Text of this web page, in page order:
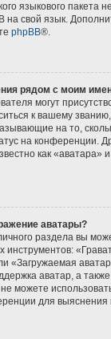
языкового пакета
на свой язык.
phpBB®.
рядом с моим
могут
к вашему
на то,
на конференции.
как «аватара»
аватары?
раздела вы
инструментов:
«Загружаемая
аватар, а
можете
для выяснения